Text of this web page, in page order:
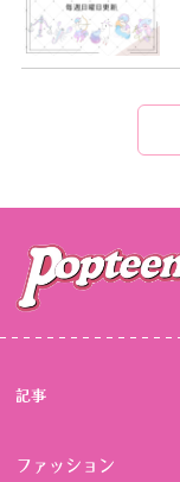
記事
ファッション